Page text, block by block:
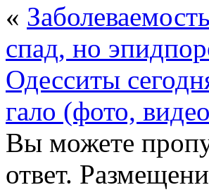
«
спад, но
Одесситы
гало (фото,
Вы можете
ответ.